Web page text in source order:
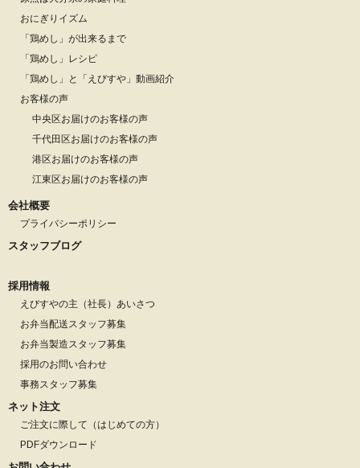
おにぎりイズム
「鶏めし」が出来るまで
「鶏めし」レシピ
「鶏めし」と「えびすや」動画紹介
お客様の声
中央区お届けのお客様の声
千代田区お届けのお客様の声
港区お届けのお客様の声
江東区お届けのお客様の声
会社概要
プライバシーポリシー
スタッフブログ
採用情報
えびすやの主（社長）あいさつ
お弁当配送スタッフ募集
お弁当製造スタッフ募集
採用のお問い合わせ
事務スタッフ募集
ネット注文
ご注文に際して（はじめての方）
PDFダウンロード